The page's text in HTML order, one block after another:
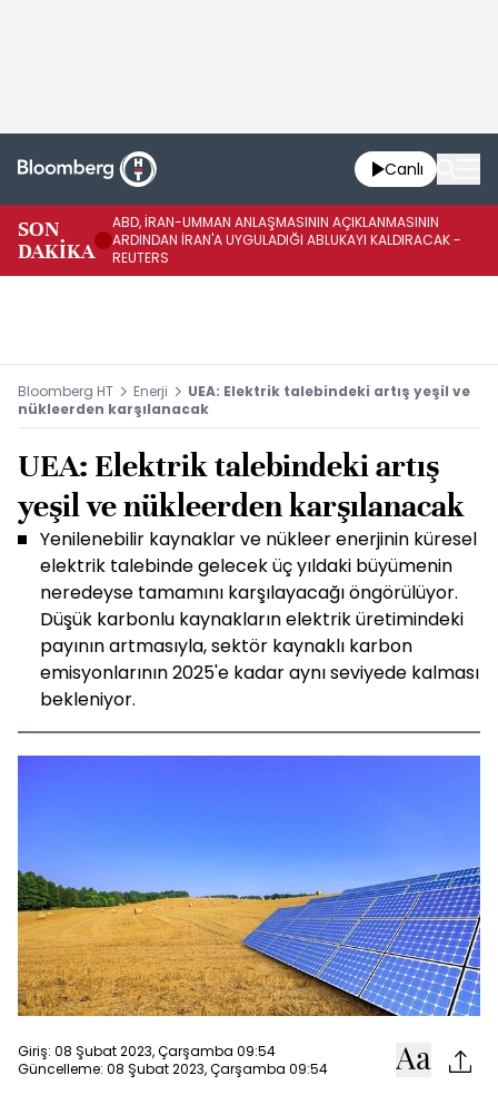
Canlı
SON
DAKİKA
ABD, İRAN-UMMAN ANLAŞMASININ AÇIKLANMASININ
ARDINDAN İRAN'A UYGULADIĞI ABLUKAYI KALDIRACAK -
REUTERS
Bloomberg HT Enerji
UEA: Elektrik talebindeki artış yeşil ve
nükleerden karşılanacak
UEA: Elektrik talebindeki artış
yeşil ve nükleerden karşılanacak
Yenilenebilir kaynaklar ve nükleer enerjinin küresel
elektrik talebinde gelecek üç yıldaki büyümenin
neredeyse tamamını karşılayacağı öngörülüyor.
Düşük karbonlu kaynakların elektrik üretimindeki
payının artmasıyla, sektör kaynaklı karbon
emisyonlarının 2025'e kadar aynı seviyede kalması
bekleniyor.
Giriş: 08 Şubat 2023, Çarşamba 09:54
Güncelleme: 08 Şubat 2023, Çarşamba 09:54